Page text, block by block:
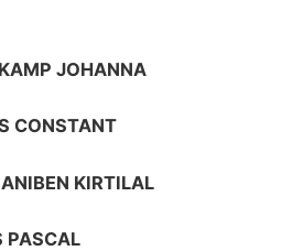
JOHANNA
CONSTANT
KIRTILAL
PASCAL